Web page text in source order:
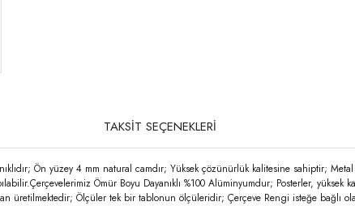
TAKSİT SEÇENEKLERİ
Ön yüzey 4 mm natural camdır; Yüksek çözünürlük kalitesine sahiptir;
Ömür Boyu Dayanıklı %100 Alüminyumdur; Posterler, yüksek
üretilmektedir; Ölçüler tek bir tablonun ölçüleridir; Çerçeve Rengi isteğe bağlı